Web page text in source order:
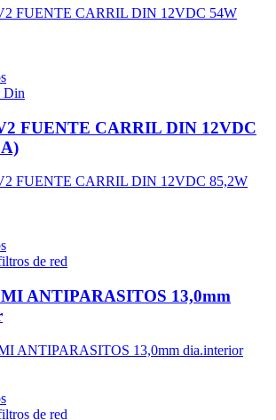
Din
FUENTE CARRIL DIN 12VDC
de red
ANTIPARASITOS 13,0mm
de red